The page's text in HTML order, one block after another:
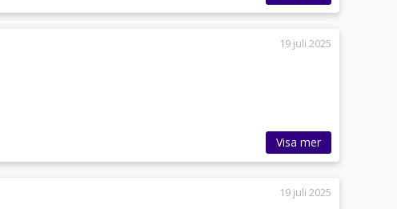
19 juli 2025
Visa mer
19 juli 2025